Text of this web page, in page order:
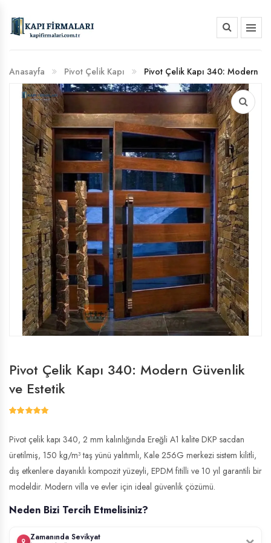
BANKA HESAP NUMARALARIMIZ
Anasayfa Pivot Çelik Kapı
Güvenlik ve Estetik
Pivot Çelik Kapı 340: Modern Güvenlik
ve Estetik
Pivot çelik kapı 340, 2 mm kalınlığında Ereğli A1 kalite DKP sacdan
üretilmiş, 150 kg/m³ taş yünü yalıtımlı, Kale 256G merkezi sistem kilitli,
dış etkenlere dayanıklı kompozit yüzeyli, EPDM fitilli ve 10 yıl garantili bir
modeldir. Modern villa ve evler için ideal güvenlik çözümü.
Neden Bizi Tercih Etmelisiniz?
Zamanında Sevikyat